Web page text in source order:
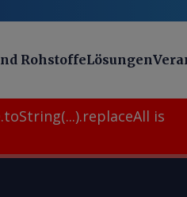
RohstoffeLösungen
is